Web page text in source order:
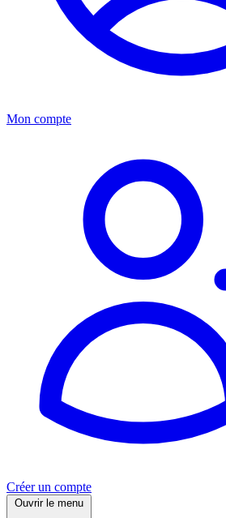
Mon compte
Créer un compte
Ouvrir le menu